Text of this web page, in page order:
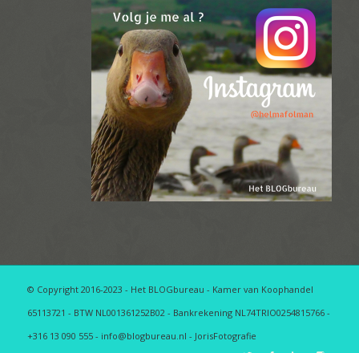
© Copyright 2016-2023 - Het BLOGbureau - Kamer van Koophandel
65113721 - BTW NL001361252B02 - Bankrekening NL74TRIO0254815766 -
+316 13 090 555 - info@blogbureau.nl - JorisFotografie